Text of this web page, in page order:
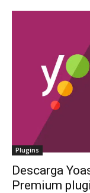
Plugins
Descarga
Premium